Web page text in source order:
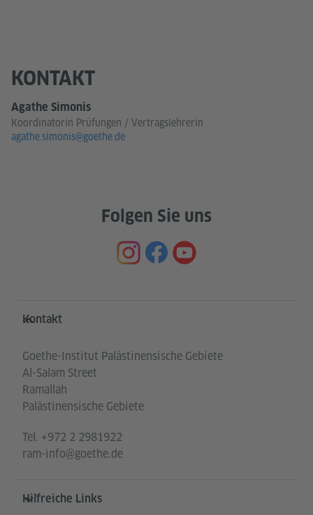
KONTAKT
Agathe Simonis
Koordinatorin Prüfungen / Vertragslehrerin
agathe.simonis@goethe.de
Folgen Sie uns
Service- und Informationsbereich
Kontakt
Goethe-Institut Palästinensische Gebiete
Al-Salam Street
Ramallah
Palästinensische Gebiete
Tel. +972 2 2981922
ram-info@goethe.de
Hilfreiche Links